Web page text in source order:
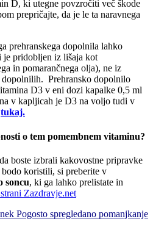
D, ki utegne povzročiti več škode
prepričajte, da je le ta naravnega
prehranskega dopolnila lahko
je pridobljen iz lišaja kot
in pomarančnega olja), ne iz
Prehransko dopolnilo
D3 v eni dozi kapalke 0,5 ml
v kapljicah je D3 na voljo tudi v
tukaj.
o tem pomembnem vitaminu?
boste izbrali kakovostne pripravke
koristili, si preberite v
soncu, ki ga lahko prelistate in
Zazdravje.net
Pogosto spregledano pomanjkanje